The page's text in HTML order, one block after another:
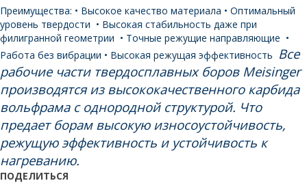
Преимущества: • Высокое качество материала • Оптимальный
уровень твердости • Высокая стабильность даже при
филигранной геометрии • Точные режущие направляющие •
Работа без вибрации • Высокая режущая эффективность Все
рабочие части твердосплавных боров Meisinger
производятся из высококачественного карбида
вольфрама с однородной структурой. Что
предает борам высокую износоустойчивость,
режущую эффективность и устойчивость к
нагреванию.
ПОДЕЛИТЬСЯ